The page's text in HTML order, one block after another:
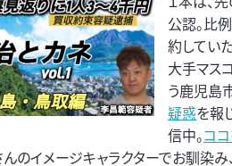
公認。比
約してい
大手マス
う鹿児島
疑惑を報
信中。コ
んのイメージキャラクターでお馴染